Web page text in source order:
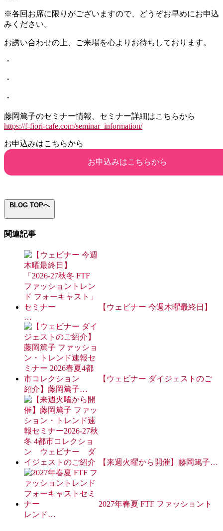
※各回お席に限りがございますので、どうぞお早めにお申込
みください。
お誘い合わせの上、ご来場を心よりお待ちしております。
・
・
・
藤岡篤子のセミナー情報、セミナー詳細はこちらから
https://f-fiori-cafe.com/seminar_information/
お申込みはこちらから
お申込みはこちらから
BLOG TOPへ
関連記事
【ウェビナー 今週木曜最終日】
…
【ウェビナー ダイジェストのご
紹介】藤岡篤子…
【来週火曜から開催】藤岡篤子…
2027年春夏 FTF ファッショント
レンド…